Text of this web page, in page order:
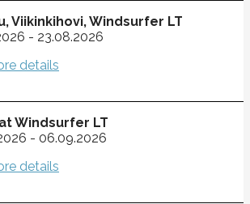
Viikinkihovi, Windsurfer LT
- 23.08.2026
details
Windsurfer LT
- 06.09.2026
details